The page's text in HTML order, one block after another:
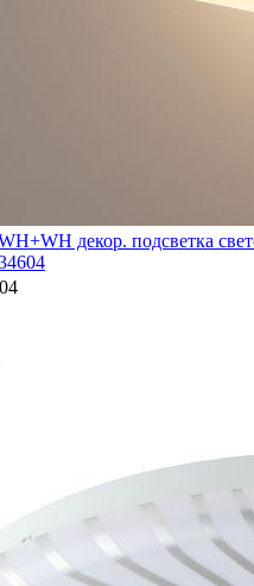
декор. подсветка